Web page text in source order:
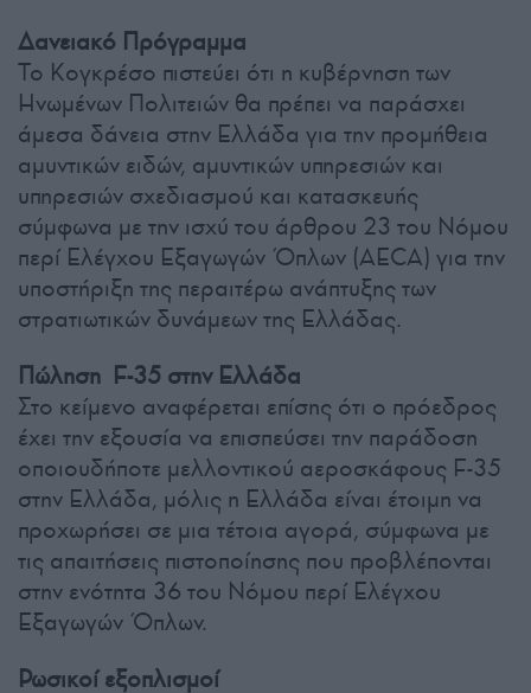
Δανειακό Πρόγραμμα
Το Κογκρέσο πιστεύει ότι η κυβέρνηση των
Ηνωμένων Πολιτειών θα πρέπει να παράσχει
άμεσα δάνεια στην Ελλάδα για την προμήθεια
αμυντικών ειδών, αμυντικών υπηρεσιών και
υπηρεσιών σχεδιασμού και κατασκευής
σύμφωνα με την ισχύ του άρθρου 23 του Νόμου
περί Ελέγχου Εξαγωγών Όπλων (AECA) για την
υποστήριξη της περαιτέρω ανάπτυξης των
στρατιωτικών δυνάμεων της Ελλάδας.
Πώληση F-35 στην Ελλάδα
Στο κείμενο αναφέρεται επίσης ότι ο πρόεδρος
έχει την εξουσία να επισπεύσει την παράδοση
οποιουδήποτε μελλοντικού αεροσκάφους F-35
στην Ελλάδα, μόλις η Ελλάδα είναι έτοιμη να
προχωρήσει σε μια τέτοια αγορά, σύμφωνα με
τις απαιτήσεις πιστοποίησης που προβλέπονται
στην ενότητα 36 του Νόμου περί Ελέγχου
Εξαγωγών Όπλων.
Ρωσικοί εξοπλισμοί